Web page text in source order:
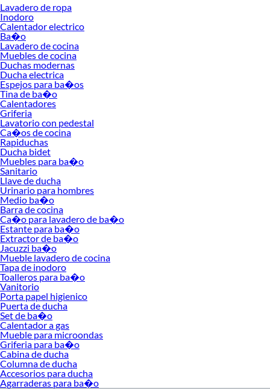
tonos mate o negro, ideales para quienes buscan un aspecto sofisticado y actual.
Esta diversidad permite elegir la pieza perfecta según el espacio y la estética que
deseas.
Al momento de decidir, considera aspectos como la facilidad de uso, la
resistencia y el tipo de instalación. Una buena grifería de lavadero no solo
optimiza el flujo de agua, sino que también ofrece practicidad para las tareas
cotidianas. Descubre cuál se adapta mejor a ti y transforma tu lavadero en un
espacio más funcional y atractivo.
Conoce más sobre sus beneficios y explora nuestras colecciones disponibles
para encontrar el modelo ideal. Cada opción está diseñada para ofrecer calidad,
diseño y durabilidad, asegurando que tu inversión sea a largo plazo. Haz que
cada detalle cuente y disfruta de la comodidad que mereces en tu hogar.
Lavadero de ropa
Inodoro
Calentador electrico
Ba�o
Lavadero de cocina
Muebles de cocina
Duchas modernas
Ducha electrica
Espejos para ba�os
Tina de ba�o
Calentadores
Griferia
Lavatorio con pedestal
Ca�os de cocina
Rapiduchas
Ducha bidet
Muebles para ba�o
Sanitario
Llave de ducha
Urinario para hombres
Medio ba�o
Barra de cocina
Ca�o para lavadero de ba�o
Estante para ba�o
Extractor de ba�o
Jacuzzi ba�o
Mueble lavadero de cocina
Tapa de inodoro
Toalleros para ba�o
Vanitorio
Porta papel higienico
Puerta de ducha
Set de ba�o
Calentador a gas
Mueble para microondas
Griferia para ba�o
Cabina de ducha
Columna de ducha
Accesorios para ducha
Agarraderas para ba�o